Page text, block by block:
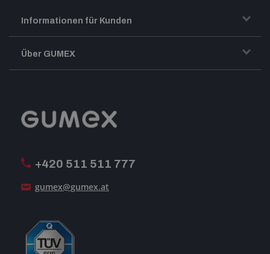
+420 511 511 777
gumex@gumex.at
Informationen für Kunden
Transport und Warenversand
Reklamation
Über GUMEX
GUMEX stellt sich vor